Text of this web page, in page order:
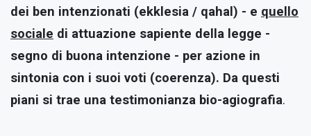
dei ben intenzionati (ekklesia / qahal) - e quello
sociale di attuazione sapiente della legge -
segno di buona intenzione - per azione in
sintonia con i suoi voti (coerenza). Da questi
piani si trae una testimonianza bio-agiografia.